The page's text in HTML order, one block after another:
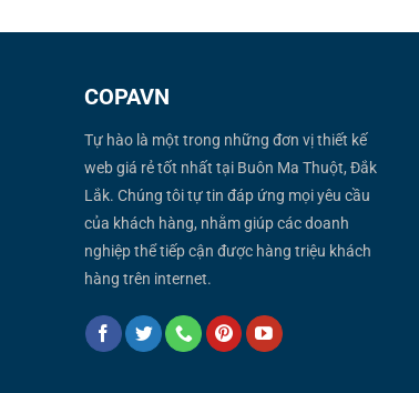
COPAVN
Tự hào là một trong những đơn vị thiết kế
web giá rẻ tốt nhất tại Buôn Ma Thuột, Đắk
Lắk. Chúng tôi tự tin đáp ứng mọi yêu cầu
của khách hàng, nhằm giúp các doanh
nghiệp thể tiếp cận được hàng triệu khách
hàng trên internet.